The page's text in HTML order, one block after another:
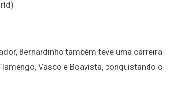
Bernardinho também teve uma carreira
Vasco e Boavista, conquistando o